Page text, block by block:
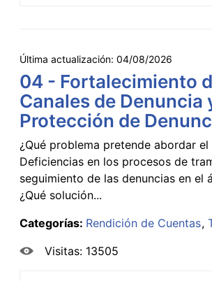
Última actualización: 04/08/2026
04 - Fortalecimiento
Canales de Denuncia
Protección de
¿Qué problema pretende abordar
Deficiencias en los procesos de
seguimiento de las denuncias en el
¿Qué solución...
Categorías: Rendición de Cuentas
Visitas: 13505